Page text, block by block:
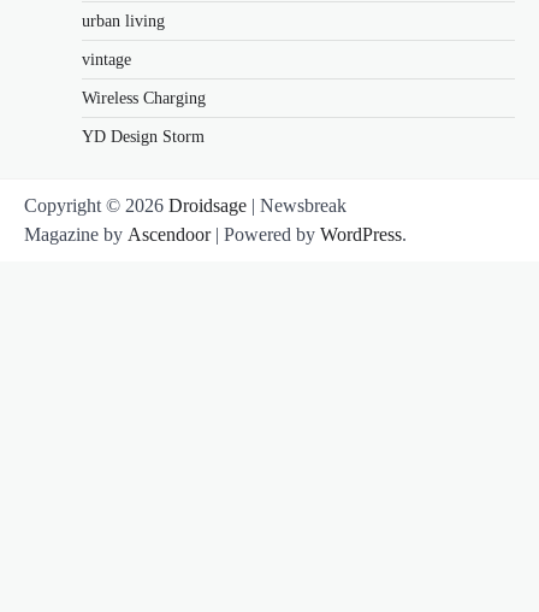
urban living
vintage
Wireless Charging
YD Design Storm
Copyright © 2026 Droidsage | Newsbreak
Magazine by Ascendoor| Powered by WordPress.